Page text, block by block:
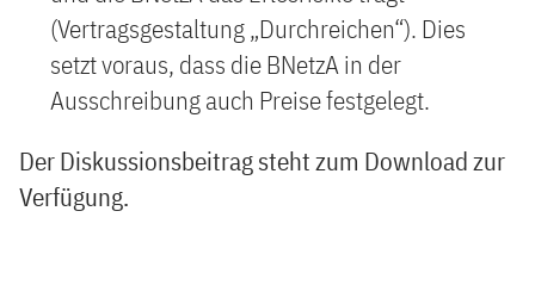
(Vertragsgestaltung „Durchreichen“). Dies
setzt voraus, dass die BNetzA in der
Ausschreibung auch Preise festgelegt.
Der Diskussionsbeitrag steht zum Download zur
Verfügung.